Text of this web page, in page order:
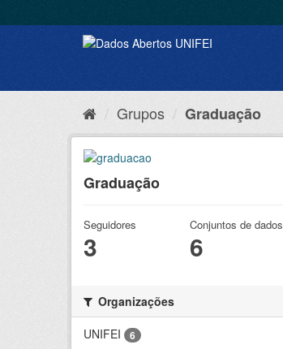
Grupos Graduação
Graduação
Seguidores
3
Conjuntos de dados
6
Organizações
UNIFEI
6